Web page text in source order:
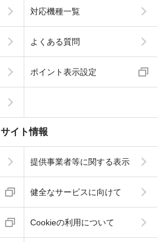
対応機種一覧
よくある質問
ポイント表示設定
サイト情報
提供事業者等に関する表示
健全なサービスに向けて
Cookieの利用について